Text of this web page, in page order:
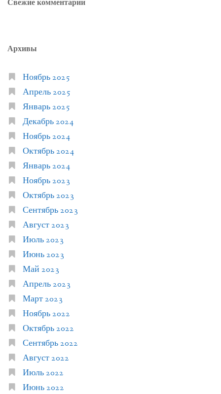
Свежие комментарии
Архивы
Ноябрь 2025
Апрель 2025
Январь 2025
Декабрь 2024
Ноябрь 2024
Октябрь 2024
Январь 2024
Ноябрь 2023
Октябрь 2023
Сентябрь 2023
Август 2023
Июль 2023
Июнь 2023
Май 2023
Апрель 2023
Март 2023
Ноябрь 2022
Октябрь 2022
Сентябрь 2022
Август 2022
Июль 2022
Июнь 2022